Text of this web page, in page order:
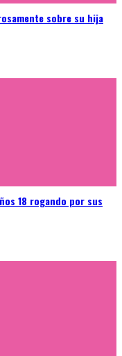
sobre su hija
18 rogando por sus